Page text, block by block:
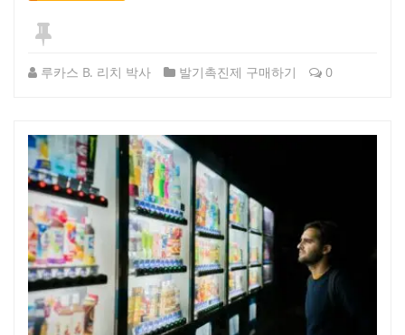
루카스 B. 리치 박사 발기촉진제 구매하기 0